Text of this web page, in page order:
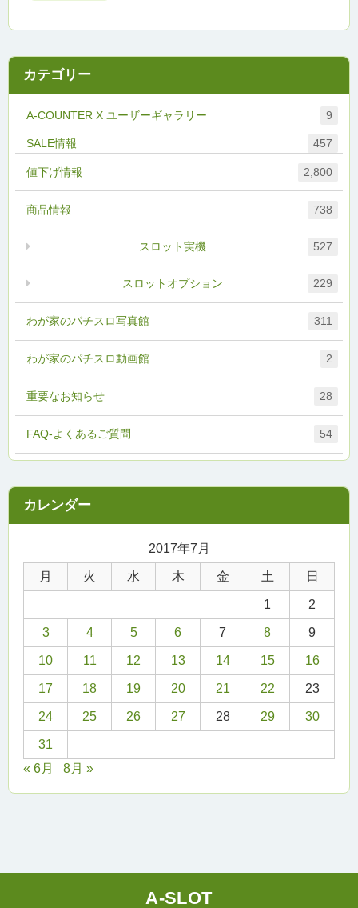
カテゴリー
A-COUNTER X ユーザーギャラリー 9
FAQ-よくあるご質問 54
457
わが家のパチスロ写真館 311
わが家のパチスロ動画館 2
値下げ情報 2,800
商品情報 738
スロットオプション 229
スロット実機 527
重要なお知らせ 28
2017年7月
月 火 水 木 金 土 日
1 2
3 4 5 6 7 8 9
10 11 12 13 14 15 16
17 18 19 20 21 22 23
24 25 26 27 28 29 30
31
« 6月
8月 »